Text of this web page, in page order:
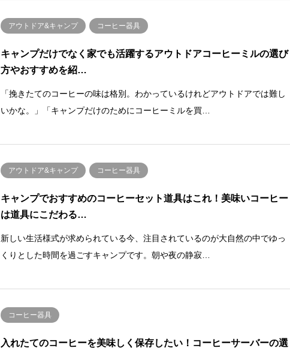
アウトドア&キャンプ コーヒー器具
キャンプだけでなく家でも活躍するアウトドアコーヒーミルの選び
方やおすすめを紹…
「挽きたてのコーヒーの味は格別。わかっているけれどアウトドアでは難し
いかな。」「キャンプだけのためにコーヒーミルを買…
アウトドア&キャンプ コーヒー器具
キャンプでおすすめのコーヒーセット道具はこれ！美味いコーヒー
は道具にこだわる…
新しい生活様式が求められている今、注目されているのが大自然の中でゆっ
くりとした時間を過ごすキャンプです。朝や夜の静寂…
コーヒー器具
入れたてのコーヒーを美味しく保存したい！コーヒーサーバーの選